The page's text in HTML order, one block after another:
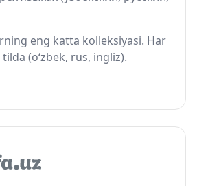
eng katta kolleksiyasi. Har
(o‘zbek, rus, ingliz).